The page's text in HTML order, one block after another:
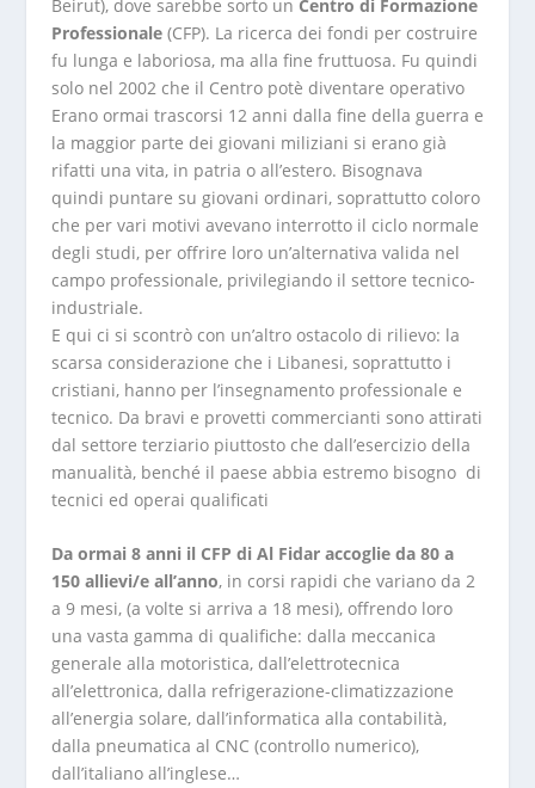
Beirut), dove sarebbe sorto un Centro di Formazione
Professionale(CFP). La ricerca dei fondi per costruire
fu lunga e laboriosa, ma alla fine fruttuosa. Fu quindi
solo nel 2002 che il Centro potè diventare operativo
Erano ormai trascorsi 12 anni dalla fine della guerra e
la maggior parte dei giovani miliziani si erano già
rifatti una vita, in patria o all’estero. Bisognava
quindi puntare su giovani ordinari, soprattutto coloro
che per vari motivi avevano interrotto il ciclo normale
degli studi, per offrire loro un’alternativa valida nel
campo professionale, privilegiando il settore tecnico-
industriale.
E qui ci si scontrò con un’altro ostacolo di rilievo: la
scarsa considerazione che i Libanesi, soprattutto i
cristiani, hanno per l’insegnamento professionale e
tecnico. Da bravi e provetti commercianti sono attirati
dal settore terziario piuttosto che dall’esercizio della
manualità, benché il paese abbia estremo bisogno di
tecnici ed operai qualificati
Da ormai 8 anni il CFP di Al Fidar accoglie da 80 a
150 allievi/e all’anno, in corsi rapidi che variano da 2
a 9 mesi, (a volte si arriva a 18 mesi), offrendo loro
una vasta gamma di qualifiche: dalla meccanica
generale alla motoristica, dall’elettrotecnica
all’elettronica, dalla refrigerazione-climatizzazione
all’energia solare, dall’informatica alla contabilità,
dalla pneumatica al CNC (controllo numerico),
dall’italiano all’inglese…